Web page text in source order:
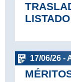
17/06/26 -